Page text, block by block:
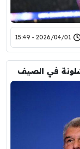
2026/04/01 - 15:49
في الصيف